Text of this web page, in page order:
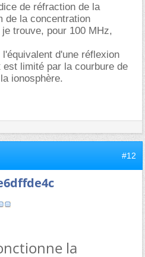
de réfraction de la
de la concentration
trouve, pour 100 MHz,
d'une réflexion
limité par la courbure de
ionosphère.
#12
la